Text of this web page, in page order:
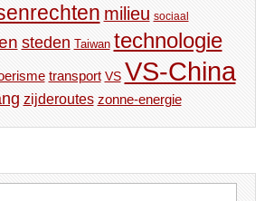
milieu sociaal
steden Taiwan technologie
transport VS VS-China
zijderoutes zonne-energie